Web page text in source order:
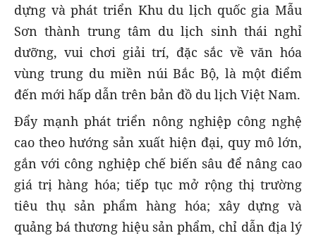
dựng và phát triển Khu du lịch quốc gia Mẫu
Sơn thành trung tâm du lịch sinh thái nghỉ
dưỡng, vui chơi giải trí, đặc sắc về văn hóa
vùng trung du miền núi Bắc Bộ, là một điểm
đến mới hấp dẫn trên bản đồ du lịch Việt Nam.
Đẩy mạnh phát triển nông nghiệp công nghệ
cao theo hướng sản xuất hiện đại, quy mô lớn,
gắn với công nghiệp chế biến sâu để nâng cao
giá trị hàng hóa; tiếp tục mở rộng thị trường
tiêu thụ sản phẩm hàng hóa; xây dựng và
quảng bá thương hiệu sản phẩm, chỉ dẫn địa lý